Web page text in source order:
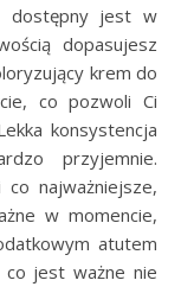
dostępny jest w
dopasujesz
krem do
co pozwoli Ci
konsystencja
przyjemnie.
co najważniejsze,
w momencie,
atutem
co jest ważne nie